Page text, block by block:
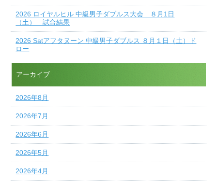
2026 ロイヤルヒル 中級男子ダブルス大会 ８月1日
（土） 試合結果
2026 Satアフタヌーン 中級男子ダブルス ８月１日（土）ド
ロー
アーカイブ
2026年8月
2026年7月
2026年6月
2026年5月
2026年4月